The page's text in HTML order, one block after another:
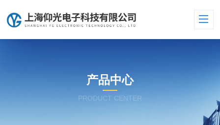
产品中心
PRODUCT CENTER